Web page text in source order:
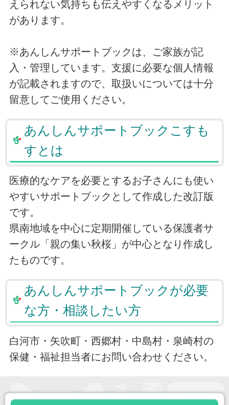
えられない気持ちも伝えやすくなるメリット
があります。
※あんしんサポートブックは、ご家族が記
入・管理しています。支援に必要な個人情報
が記載されますので、取扱いについては十分
留意してご使用ください。
あんしんサポートブックこすも
すとは
医療的なケアを必要とするお子さんにも使い
やすいサポートブックとして作成した改訂版
です。
県南地域を中心に定期開催している保護者サ
ークル「親の集い秋桜」が中心となり作成し
たものです。
あんしんサポートブックが必要
な方・相談したい方
白河市・矢吹町・西郷村・中島村・泉崎村の
保健・福祉担当者にお問い合わせください。